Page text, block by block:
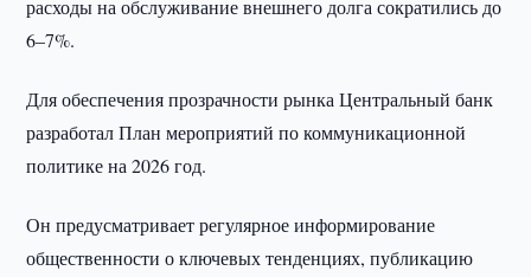
расходы на обслуживание внешнего долга сократились до
6–7%.
Для обеспечения прозрачности рынка Центральный банк
разработал План мероприятий по коммуникационной
политике на 2026 год.
Он предусматривает регулярное информирование
общественности о ключевых тенденциях, публикацию